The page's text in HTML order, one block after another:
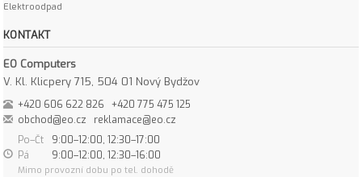
Elektroodpad
KONTAKT
EO Computers
V. Kl. Klicpery 715, 504 01 Nový Bydžov
+420 606 622 826
+420 775 475 125
obchod@eo.cz
reklamace@eo.cz
Po–Čt
9:00–12:00, 12:30–17:00
Pá
9:00–12:00, 12:30–16:00
Mimo provozní dobu po tel. dohodě